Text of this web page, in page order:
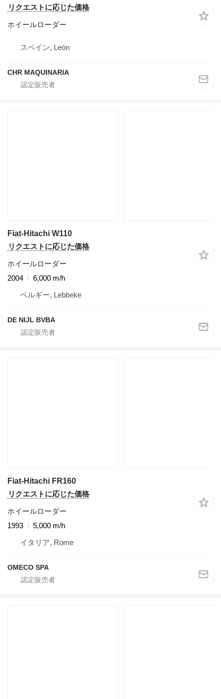
リクエストに応じた価格
ホイールローダー
スペイン, León
CHR MAQUINARIA
Fiat-Hitachi W110
リクエストに応じた価格
ホイールローダー
2004
6,000 m/h
ベルギー, Lebbeke
DE NIJL BVBA
Fiat-Hitachi FR160
リクエストに応じた価格
ホイールローダー
1993
5,000 m/h
イタリア, Rome
OMECO SPA